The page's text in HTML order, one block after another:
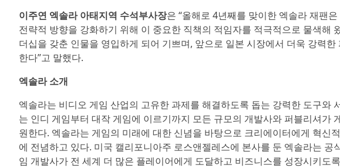
이주연 엑솔라 아태지역 수석부사장은 “올해로 4년째를 맞이한 엑솔라 재팬
전략적 방향을 강화하기 위해 이 중요한 직책의 적임자를 적극적으로 물색해
더십을 갖춘 인물을 영입하게 되어 기쁘며, 앞으로 일본 시장에서 더욱 강력
한다”고 말했다.
엑솔라 소개
엑솔라는 비디오 게임 산업의 고유한 과제를 해결하도록 돕는 강력한 도구와
는 인디 게임부터 대작 게임에 이르기까지 모든 규모의 개발사와 퍼블리셔가
원한다. 엑솔라는 게임의 미래에 대한 신념을 바탕으로 크리에이터에게 혁신
에 전념하고 있다. 미국 캘리포니아주 로스앤젤레스에 본사를 둔 엑솔라는
임 개발사가 전 세계 더 많은 플레이어에게 도달하고 비즈니스를 성장시키도